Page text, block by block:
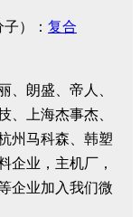
）： 复合
、朗盛、帝人、
、上海杰事杰、
州马科森、韩塑
企业，主机厂，
企业加入我们微